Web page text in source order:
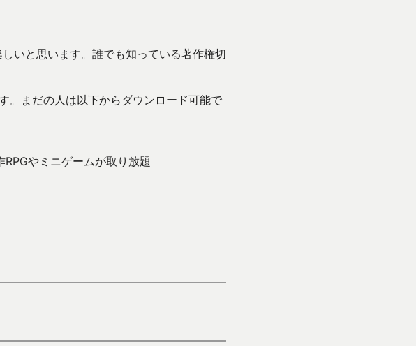
いと思います。誰でも知っている著作権切
。まだの人は以下からダウンロード可能で
やミニゲームが取り放題